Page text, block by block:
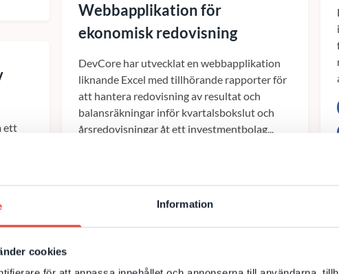
Information
cookies
ett
Webbapplikation för
ekonomisk redovisning
DevCore har utvecklat en webbapplikation
liknande Excel med tillhörande rapporter för
att hantera redovisning av resultat och
balansräkningar inför kvartalsbokslut och
årsredovisningar åt ett investmentbolag...
Microsoft SQL Server
Microsoft SQL Server 2005